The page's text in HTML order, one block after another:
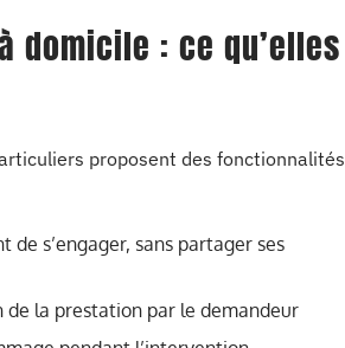
domicile : ce qu’elles
proposent des fonctionnalités
s’engager, sans partager ses
de la prestation par le demandeur